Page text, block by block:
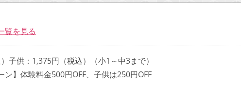
覧を見る
子供：1,375円（税込）（小1～中3まで）
ン】体験料金500円OFF、子供は250円OFF